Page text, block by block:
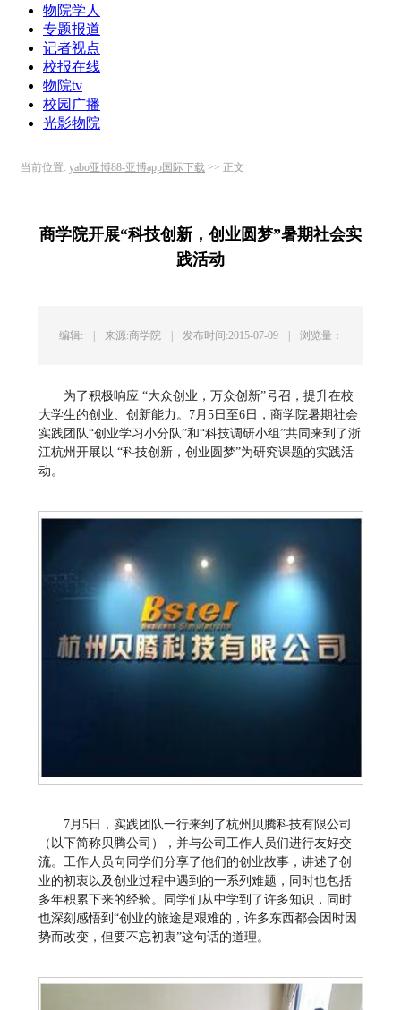
物院学人
专题报道
记者视点
校报在线
物院tv
校园广播
光影物院
当前位置: yabo亚博88-亚博app国际下载 >> 正文
商学院开展“科技创新，创业圆梦”暑期社会实
践活动
编辑: | 来源:商学院 | 发布时间:2015-07-09 | 浏览量：
为了积极响应 “大众创业，万众创新”号召，提升在校
大学生的创业、创新能力。7月5日至6日，商学院暑期社会
实践团队“创业学习小分队”和“科技调研小组”共同来到了浙
江杭州开展以 “科技创新，创业圆梦”为研究课题的实践活
动。
7月5日，实践团队一行来到了杭州贝腾科技有限公司
（以下简称贝腾公司），并与公司工作人员们进行友好交
流。工作人员向同学们分享了他们的创业故事，讲述了创
业的初衷以及创业过程中遇到的一系列难题，同时也包括
多年积累下来的经验。同学们从中学到了许多知识，同时
也深刻感悟到“创业的旅途是艰难的，许多东西都会因时因
势而改变，但要不忘初衷”这句话的道理。